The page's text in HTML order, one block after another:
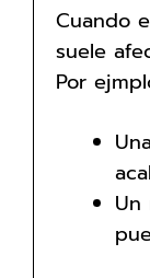
Cuando
suele
Por
Un